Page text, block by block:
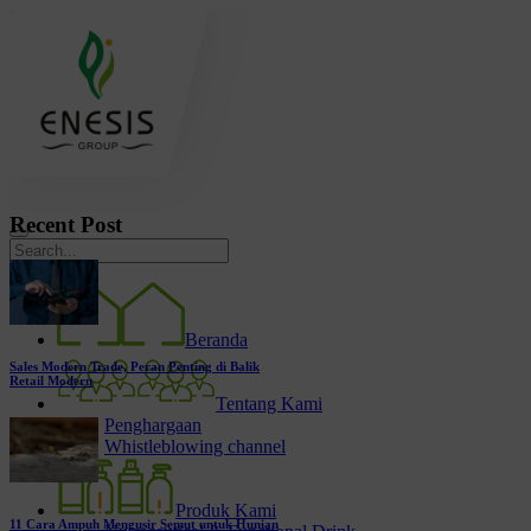
Beranda
Tentang Kami
Penghargaan
Whistleblowing channel
Produk Kami
Recent Post
Sales Modern Trade, Peran Penting di Balik
Retail Modern
11 Cara Ampuh Mengusir Semut untuk Hunian